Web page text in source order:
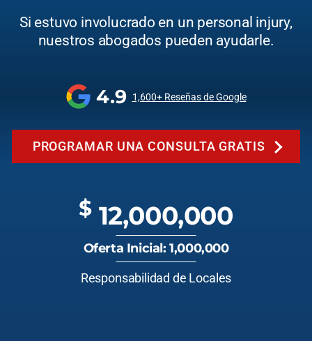
Si estuvo involucrado en un personal injury,
nuestros abogados pueden ayudarle.
4.9 1,600+ Reseñas de Google
PROGRAMAR UNA CONSULTA GRATIS
$ 12,000,000
Oferta Inicial: 1,000,000
Responsabilidad de Locales